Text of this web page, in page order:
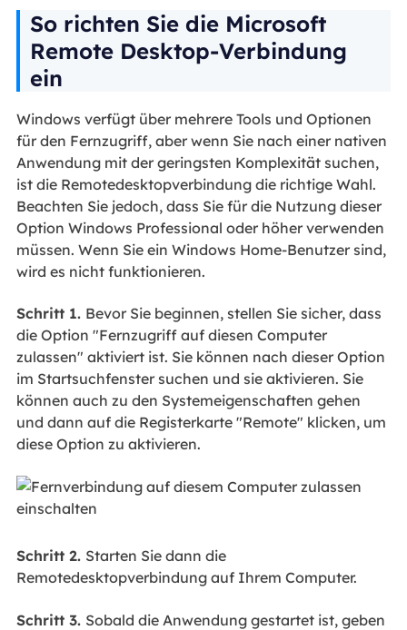
So richten Sie die Microsoft
Remote Desktop-Verbindung
ein
Windows verfügt über mehrere Tools und Optionen
für den Fernzugriff, aber wenn Sie nach einer nativen
Anwendung mit der geringsten Komplexität suchen,
ist die Remotedesktopverbindung die richtige Wahl.
Beachten Sie jedoch, dass Sie für die Nutzung dieser
Option Windows Professional oder höher verwenden
müssen. Wenn Sie ein Windows Home-Benutzer sind,
wird es nicht funktionieren.
Schritt 1. Bevor Sie beginnen, stellen Sie sicher, dass
die Option "Fernzugriff auf diesen Computer
zulassen" aktiviert ist. Sie können nach dieser Option
im Startsuchfenster suchen und sie aktivieren. Sie
können auch zu den Systemeigenschaften gehen
und dann auf die Registerkarte "Remote" klicken, um
diese Option zu aktivieren.
Schritt 2. Starten Sie dann die
Remotedesktopverbindung auf Ihrem Computer.
Schritt 3. Sobald die Anwendung gestartet ist, geben